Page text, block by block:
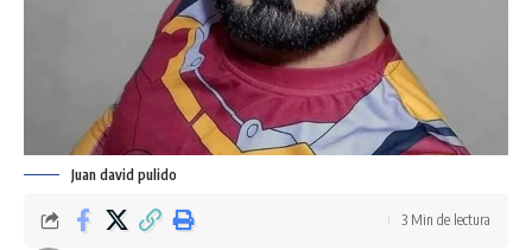
Juan david pulido
3 Min de lectura